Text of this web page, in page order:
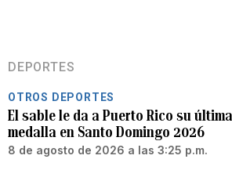
DEPORTES
OTROS DEPORTES
El sable le da a Puerto Rico su última
medalla en Santo Domingo 2026
8 de agosto de 2026 a las 3:25 p.m.